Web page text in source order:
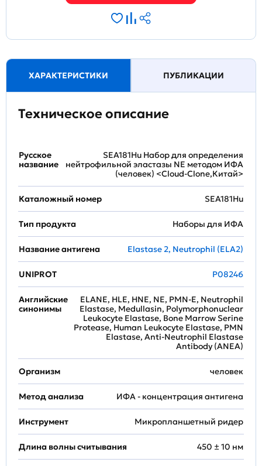
ХАРАКТЕРИСТИКИ ПУБЛИКАЦИИ
Техническое описание
Русское
название
SEA181Hu Набор для определения
нейтрофильной эластазы NE методом ИФА
(человек) <Cloud-Clone,Китай>
Каталожный номер SEA181Hu
Тип продукта Наборы для ИФА
Название антигена Elastase 2, Neutrophil (ELA2)
UNIPROT P08246
Английские
синонимы
ELANE, HLE, HNE, NE, PMN-E, Neutrophil
Elastase, Medullasin, Polymorphonuclear
Leukocyte Elastase, Bone Marrow Serine
Protease, Human Leukocyte Elastase, PMN
Elastase, Anti-Neutrophil Elastase
Antibody (ANEA)
Организм человек
Метод анализа ИФА - концентрация антигена
Инструмент Микропланшетный ридер
Длина волны считывания 450 ± 10 нм